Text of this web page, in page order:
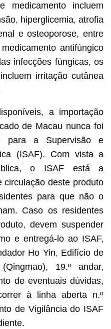
medicamento incluem
hiperglicemia, atrofia
e osteoporose, entre
antifúngico
infecções fúngicas, os
irritação cutânea
a importação
de Macau nunca foi
para a Supervisão e
(ISAF). Com vista a
o ISAF está a
circulação deste produto
para que não o
Caso os residentes
devem suspender
e entregá-lo ao ISAF,
Ho Yin, Edifício de
19.º andar,
de eventuais dúvidas,
à linha aberta n.º
de Vigilância do ISAF